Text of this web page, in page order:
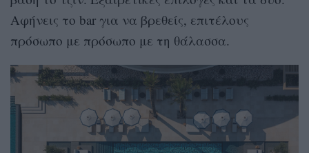
Αφήνεις το bar για να βρεθείς, επιτέλους
πρόσωπο με πρόσωπο με τη θάλασσα.